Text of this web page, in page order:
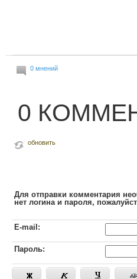
0 мнений
0
обновить
Для отправки комментария
нет логина и пароля,
E-mail:
Пароль: